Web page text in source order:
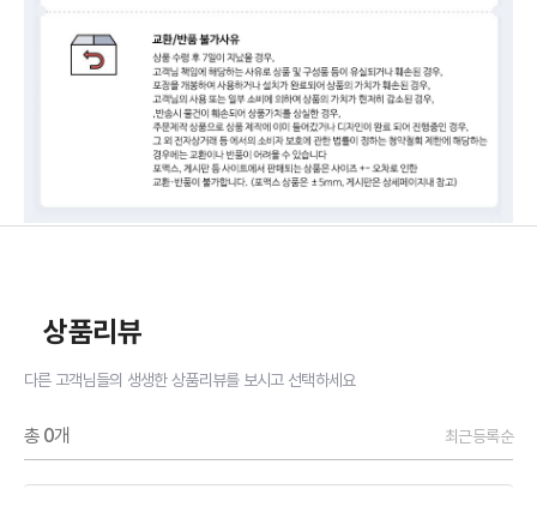
상품리뷰
다른 고객님들의 생생한 상품리뷰를 보시고 선택하세요
총 0개 최근등록순